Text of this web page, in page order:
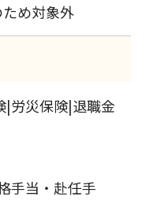
め対象外
|労災保険|退職金
手当・赴任手